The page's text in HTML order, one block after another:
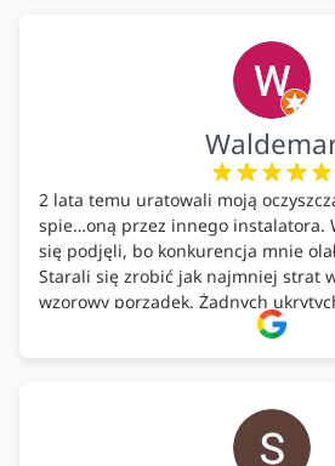
ekologicznych rozwiązań!🍀
2 lata temu uratowali moją
spie…oną przez innego instalatora.
się podjęli, bo konkurencja mnie
Starali się zrobić jak najmniej strat
wzorowy porządek. Żadnych
kosztów. Zaskoczenie. Kontakt
pomontażowa również OK. A ich